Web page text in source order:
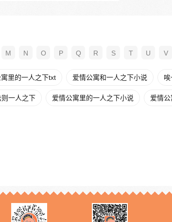
M N O P Q R S T U V
里的一人之下txt 爱情公寓和一人之下小说
则一人之下 爱情公寓里的一人之下小说 爱情